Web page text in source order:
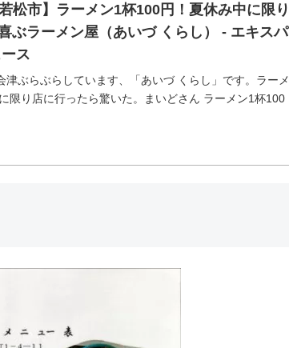
松市】ラーメン1杯100円！夏休み中に限り
ぶラーメン屋（あいづ くらし） - エキスパ
ス
津ぶらぶらしています、「あいづ くらし」です。ラーメ
限り店に行ったら驚いた。まいどさん ラーメン1杯100